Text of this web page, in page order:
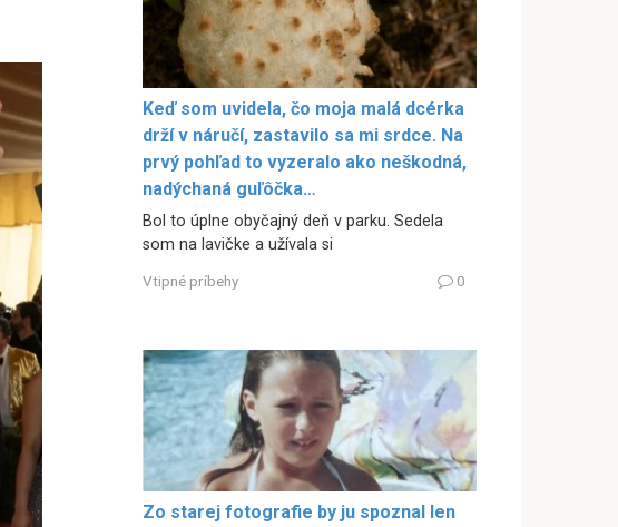
Keď som uvidela, čo moja malá dcérka
drží v náručí, zastavilo sa mi srdce. Na
prvý pohľad to vyzeralo ako neškodná,
nadýchaná guľôčka…
Bol to úplne obyčajný deň v parku. Sedela
som na lavičke a užívala si
Vtipné príbehy 0
Zo starej fotografie by ju spoznal len